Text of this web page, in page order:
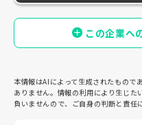
この企業へ
本情報はAIによって生成されたもので
ありません。情報の利用により生じた
負いませんので、ご自身の判断と責任